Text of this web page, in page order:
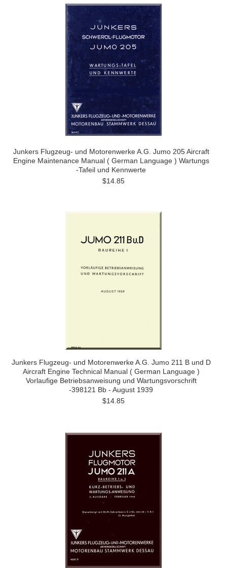
Junkers Flugzeug- und Motorenwerke A.G. Jumo 205 Aircraft
Engine Maintenance Manual ( German Language ) Wartungs
-Tafeil und Kennwerte
$14.85
Junkers Flugzeug- und Motorenwerke A.G. Jumo 211 B und D
Aircraft Engine Technical Manual ( German Language )
Vorlaufige Betriebsanweisung und Wartungsvorschrift
-398121 Bb - August 1939
$14.85